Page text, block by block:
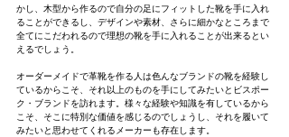
かし、木型から作るので自分の足にフィットした靴を手に入れ
ることができるし、デザインや素材、さらに細かなところまで
全てにこだわれるので理想の靴を手に入れることが出来るとい
えるでしょう。
オーダーメイドで革靴を作る人は色んなブランドの靴を経験し
ているからこそ、それ以上のものを手にしてみたいとビスポー
ク・ブランドを訪れます。様々な経験や知識を有しているから
こそ、そこに特別な価値を感じるのでしょうし、それを履いて
みたいと思わせてくれるメーカーも存在します。